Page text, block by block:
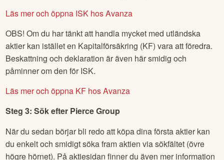
Läs mer och öppna ISK hos Avanza
OBS! Om du har tänkt att handla mycket med utländska
aktier kan istället en Kapitalförsäkring (KF) vara att föredra.
Beskattning och deklaration är även här smidig och
påminner om den för ISK.
Läs mer och öppna KF hos Avanza
Steg 3: Sök efter Pierce Group
När du sedan börjar bli redo att köpa dina första aktier kan
du enkelt och smidigt söka fram aktien via sökfältet (övre
högre hörnet). På aktiesidan finner du även mer information